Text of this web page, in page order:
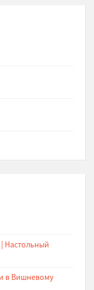
| Настольный
в Вишневому